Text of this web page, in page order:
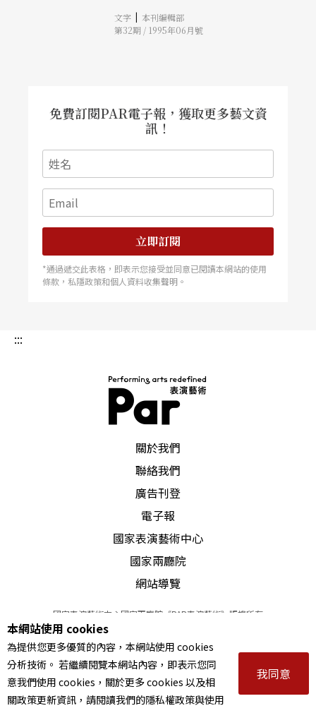
四重奏等。 「台北凡雅三重奏」六月四日將於國
家音樂廳演奏廳舉行首演，此次音樂會的曲目包括
文字 | 本刊編輯部
第32期 / 1995年06月號
免費訂閱PAR電子報，獲取更多藝文資
訊！
立即訂閱
*通過遞交此表格，即表示您接受並同意已閱讀本網站的使用
條款，私隱政策和個人資料收集聲明。
:::
關於我們
聯絡我們
廣告刊登
電子報
國家表演藝術中心
國家兩廳院
網站導覽
國家表演藝術中心國家兩廳院《PAR表演藝術》版權所有
© 2022Performing arts redefined. All Rights Reserved
統一編號 Tax Id number 00973926
本站所提供相關演出資訊，如有異動應以主辦單位公告為準。
服務條款｜隱私權聲明｜著作權聲明
本網站使用 cookies
為提供您更多優質的內容，本網站使用 cookies
分析技術。 若繼續閱覽本網站內容，即表示您同
意我們使用 cookies，關於更多 cookies 以及相
關政策更新資訊，請閱讀我們的隱私權政策與使用
我同意